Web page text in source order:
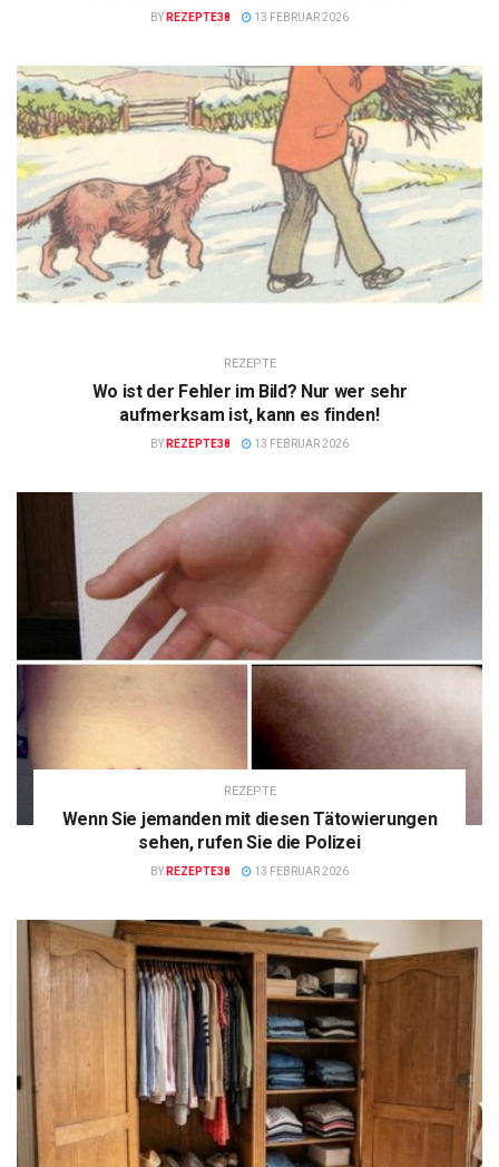
BY REZEPTE38 13 FEBRUAR 2026
REZEPTE
Wo ist der Fehler im Bild? Nur wer sehr
aufmerksam ist, kann es finden!
BY REZEPTE38 13 FEBRUAR 2026
REZEPTE
Wenn Sie jemanden mit diesen Tätowierungen
sehen, rufen Sie die Polizei
BY REZEPTE38 13 FEBRUAR 2026